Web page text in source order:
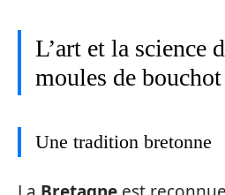
L’art et la science
moules de bouchot
Une tradition bretonne